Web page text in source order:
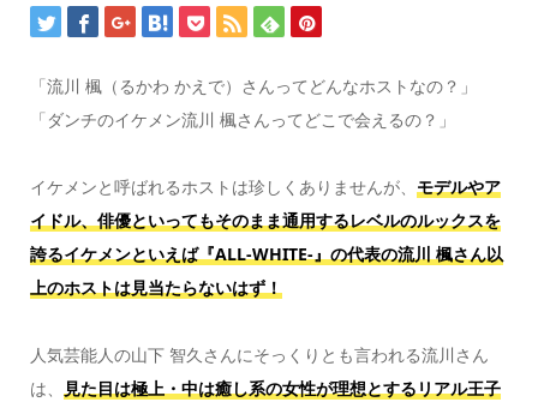
「流川 楓（るかわ かえで）さんってどんなホストなの？」
「ダンチのイケメン流川 楓さんってどこで会えるの？」
イケメンと呼ばれるホストは珍しくありませんが、 モデルやア
イドル、俳優といってもそのまま通用するレベルのルックスを
誇るイケメンといえば『ALL-WHITE-』の代表の流川 楓さん以
上のホストは見当たらないはず！
人気芸能人の山下 智久さんにそっくりとも言われる流川さん
は、
見た目は極上・中は癒し系の女性が理想とするリアル王子